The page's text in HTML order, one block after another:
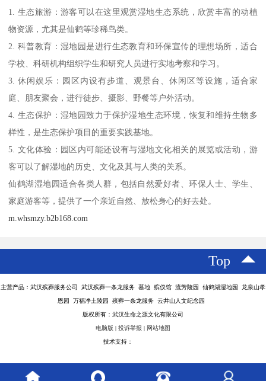
1. 生态旅游：游客可以在这里观赏湿地生态系统，欣赏丰富的动植
物资源，尤其是仙鹤等珍稀鸟类。
2. 科普教育：湿地园是进行生态教育和环保宣传的理想场所，适合
学校、科研机构组织学生和研究人员进行实地考察和学习。
3. 休闲娱乐：园区内设有步道、观景台、休闲区等设施，适合家
庭、朋友聚会，进行徒步、摄影、野餐等户外活动。
4. 生态保护：湿地园致力于保护湿地生态环境，恢复和维持生物多
样性，是生态保护项目的重要实践基地。
5. 文化体验：园区内可能还设有与湿地文化相关的展览或活动，游
客可以了解湿地的历史、文化及其与人类的关系。
仙鹤湖湿地园适合各类人群，包括自然爱好者、环保人士、学生、
家庭游客等，提供了一个亲近自然、放松身心的好去处。
m.whsmzy.b2b168.com
Top
主营产品：武汉殡葬服务公司 武汉殡葬一条龙服务 墓地 殡仪馆 流芳陵园 仙鹤湖湿地园 龙泉山孝
恩园 万福净土陵园 殡葬一条龙服务 云井山人文纪念园
版权所有：武汉生命之源文化有限公司
电脑版 | 投诉举报 | 网站地图
技术支持：